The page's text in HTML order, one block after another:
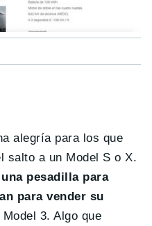
alegría para los que
salto a un Model S o X.
pesadilla para
para vender su
3. Algo que